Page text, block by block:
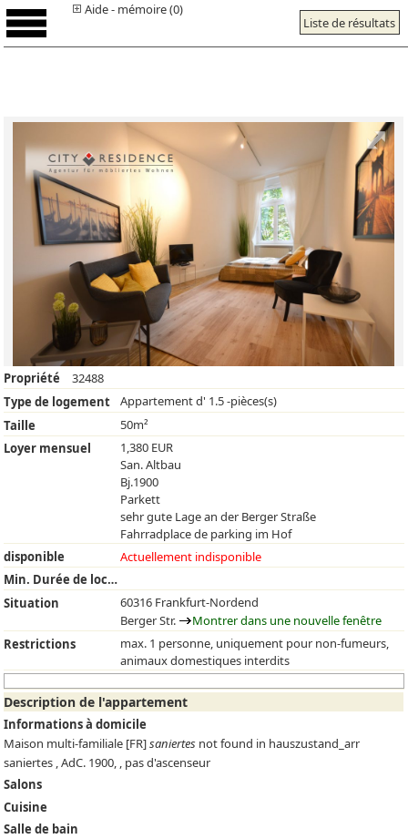
Liste de résultats
Aide - mémoire (0)
Propriété
32488
Type de logement
Appartement d' 1.5 -pièces(s)
Taille
50m²
Loyer mensuel
1,380 EUR
San. Altbau
Bj.1900
Parkett
sehr gute Lage an der Berger Straße
Fahrradplace de parking im Hof
disponible
Actuellement indisponible
Min. Durée de location
Situation
60316 Frankfurt-Nordend
Berger Str.
Montrer dans une nouvelle fenêtre
Restrictions
max. 1 personne, uniquement pour non-fumeurs,
animaux domestiques interdits
Description de l'appartement
Informations à domicile
Maison multi-familiale [FR]saniertes not found in hauszustand_arr
saniertes , AdC. 1900, , pas d'ascenseur
Salons
Cuisine
Salle de bain